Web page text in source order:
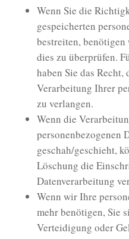
Wenn Sie die
gespeicherten
bestreiten,
dies zu überprüfen.
haben Sie das
Verarbeitung Ihrer
zu verlangen.
Wenn die
personenbezogenen
geschah/geschieht,
Löschung die
Datenverarbeitung
Wenn wir Ihre
mehr benötigen, Sie
Verteidigung oder